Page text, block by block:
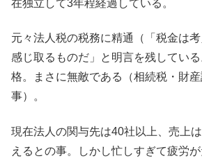
在独立して3年程経過している。
元々法人税の税務に精通（「税金は考
感じ取るものだ」と明言を残してい
格。まさに無敵である（相続税・財
事）。
現在法人の関与先は40社以上、売上
えるとの事。しかし忙しすぎて疲労